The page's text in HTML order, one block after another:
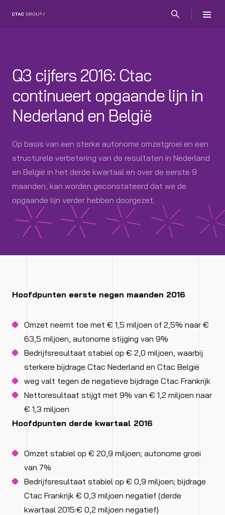
Q3 cijfers 2016: Ctac
continueert opgaande lijn in
Nederland en België
Op basis van een sterke autonome omzetgroei en een
structurele verbetering van de resultaten in Nederland
en België in het derde kwartaal en over de eerste 9
maanden, kan worden geconstateerd dat we de
opgaande lijn verder hebben doorgezet.
Hoofdpunten eerste negen maanden 2016
Omzet neemt toe met € 1,5 miljoen of 2,5% naar €
63,5 miljoen, autonome stijging van 9%
Bedrijfsresultaat stabiel op € 2,0 miljoen, waarbij
sterkere bijdrage Ctac Nederland en Ctac België
weg valt tegen de negatieve bijdrage Ctac Frankrijk
Nettoresultaat stijgt met 9% van € 1,2 miljoen naar
€ 1,3 miljoen
Hoofdpunten derde kwartaal 2016
Omzet stabiel op € 20,9 miljoen; autonome groei
van 7%
Bedrijfsresultaat stabiel op € 0,9 miljoen; bijdrage
Ctac Frankrijk € 0,3 miljoen negatief (derde
kwartaal 2015:€ 0,2 miljoen negatief)